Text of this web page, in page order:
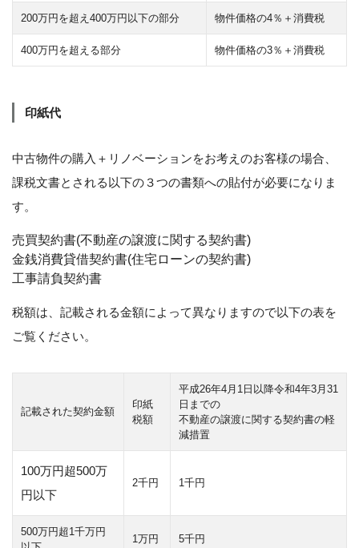
200万円を超え400万円以下の部分 物件価格の4％＋消費税
400万円を超える部分 物件価格の3％＋消費税
印紙代
中古物件の購入＋リノベーションをお考えのお客様の場合、
課税文書とされる以下の３つの書類への貼付が必要になりま
す。
売買契約書(不動産の譲渡に関する契約書)
金銭消費貸借契約書(住宅ローンの契約書)
工事請負契約書
税額は、記載される金額によって異なりますので以下の表を
ご覧ください。
記載された契約金額
印紙
税額
平成26年4月1日以降令和4年3月31
日までの
不動産の譲渡に関する契約書の軽
減措置
100万円超500万
円以下
2千円 1千円
500万円超1千万円
1万円 5千円